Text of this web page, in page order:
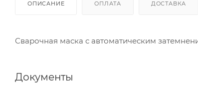
ОПИСАНИЕ ОПЛАТА ДОСТАВКА
Сварочная маска с автоматическим
Документы